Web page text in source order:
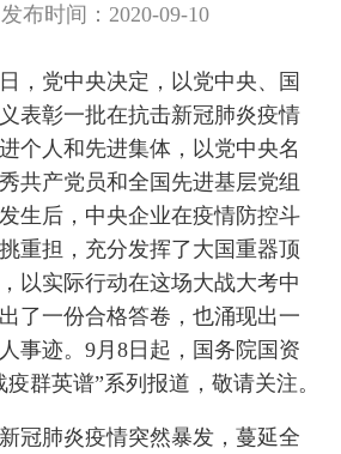
时间：2020-09-10
，党中央决定，以党中央、国
表彰一批在抗击新冠肺炎疫情
个人和先进集体，以党中央名
共产党员和全国先进基层党组
生后，中央企业在疫情防控斗
重担，充分发挥了大国重器顶
以实际行动在这场大战大考中
了一份合格答卷，也涌现出一
事迹。9月8日起，国务院国资
群英谱”系列报道，敬请关注。
冠肺炎疫情突然暴发，蔓延全